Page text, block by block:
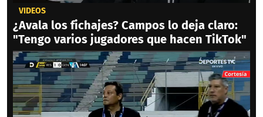
VIDEOS
¿Avala los fichajes? Campos lo deja claro:
"Tengo varios jugadores que hacen TikTok"